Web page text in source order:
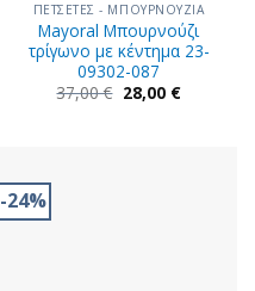
ΠΕΤΣΕΤΕΣ - ΜΠΟΥΡΝΟΥΖΙΑ
Mayoral Μπουρνούζι
τρίγωνο με κέντημα 23-
09302-087
37,00€ Original
price
28,00 €Η
-24%